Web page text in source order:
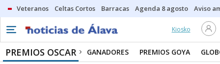
Veteranos Celtas Cortos Barracas Agenda 8 agosto Aviso
Kiosko
PREMIOS OSCAR GANADORES PREMIOS GOYA